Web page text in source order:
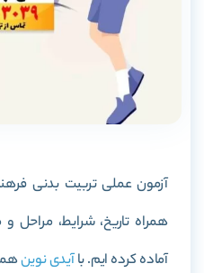
همراه تاریخ، شرایط، مراحل و
آماده کرده ایم. باآیدی نوین